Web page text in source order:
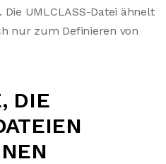
UMLCLASS-Datei ähnelt
nur zum Definieren von
DIE